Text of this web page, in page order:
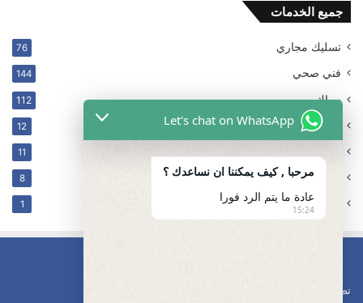
جميع الخدمات
تسليك مجاري 76
فني صحي 144
سباك 112
ترکیب فلتر 12
11
كهربائي 8
تسليك مجاري محافظه مبارك الكبير 1
تصليح مضخات
Let's chat on WhatsApp
مرحبا , كيف يمكننا ان نساعدك ؟
عادة ما يتم الرد فورا
15:24